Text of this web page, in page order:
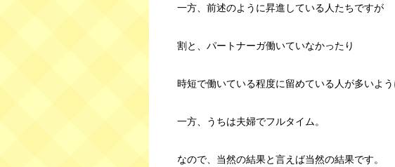
一方、前述のように昇進している人たちですが
割と、パートナーガ働いていなかったり
時短で働いている程度に留めている人が多いよう
一方、うちは夫婦でフルタイム。
なので、当然の結果と言えば当然の結果です。